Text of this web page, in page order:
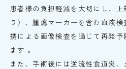
患者様の負担軽減を大切にし、上
ラ） 、腫瘍マーカーを含む血液検
携による画像検査を通じて再発
ます 。
また、手術後には逆流性食道炎